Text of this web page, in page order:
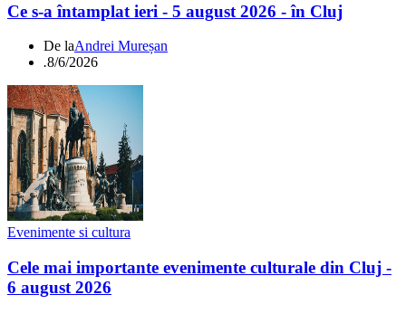
Ce s-a întamplat ieri - 5 august 2026 - în Cluj
De laAndrei Mureșan
.8/6/2026
Evenimente si cultura
Cele mai importante evenimente culturale din Cluj -
6 august 2026